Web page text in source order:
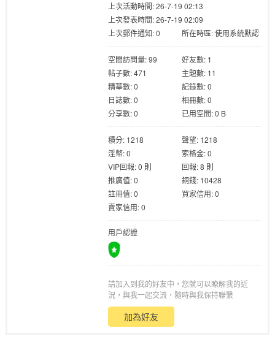
上次活動時間: 26-7-19 02:13
上次發表時間: 26-7-19 02:09
上次郵件通知: 0
所在時區: 使用系統默認
空間訪問量: 99
好友數: 1
帖子數: 471
主題數: 11
精華數: 0
記錄數: 0
日誌數: 0
相冊數: 0
分享數: 0
已用空間: 0 B
積分: 1218
聲望: 1218
淫幣: 0
索格金: 0
VIP回報: 0 則
回報: 8 則
推廣值: 0
銅錢: 10428
註冊值: 0
買家信用: 0
賣家信用: 0
用戶認證
請加入到我的好友中，您就可以瞭解我的近
況，與我一起交流，隨時與我保持聯繫
加為好友